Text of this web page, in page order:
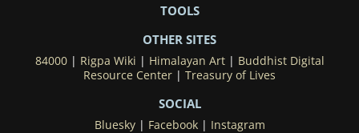
TOOLS
OTHER SITES
84000| Rigpa Wiki | Himalayan Art| Buddhist Digital
Resource Center | Treasury of Lives
SOCIAL
Bluesky| Facebook| Instagram